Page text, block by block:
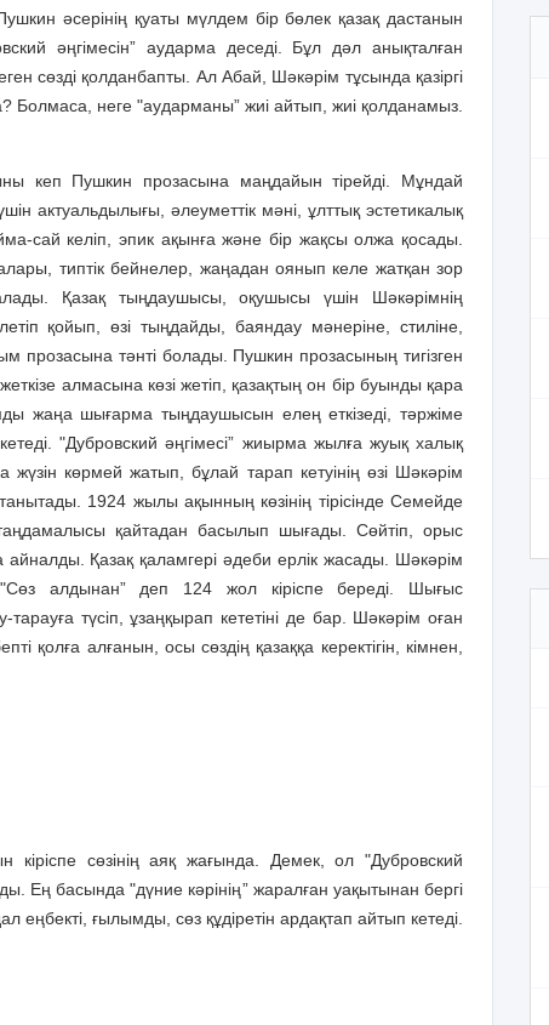
әсерінің қуаты мүлдем бір бөлек қазақ дастанын
әңгімесін” аударма деседі. Бұл дәл анықталған
сөзді қолданбапты. Ал Абай, Шәкәрім тұсында қазіргі
неге "аударманы” жиі айтып, жиі қолданамыз.
кеп Пушкин прозасына маңдайын тірейді. Мұндай
актуаль­дылығы, әлеуметтік мәні, ұлттық эстетикалық
сай келіп, эпик ақынға және бір жақсы олжа қосады.
типтік бейнелер, жаңадан оянып келе жатқан зор
Қазақ тыңдаушысы, оқушысы үшін Шәкәрімнің
қойып, өзі тыңдайды, баяндау мәнеріне, стиліне,
прозасына тәнті болады. Пушкин прозасының тигізген
алмасына көзі жетіп, қазақтың он бір буынды қара
жаңа шығарма тыңдаушысын елең еткізеді, тәржіме
"Дубровский әңгімесі” жиырма жылға жуық халық
жүзін көрмей жатып, бұлай тарап кетуінің өзі Шәкәрім
танытады. 1924 жылы ақынның көзінің тірісінде Семейде
қайтадан басылып шығады. Сөйтіп, орыс
Қазақ қаламгері әдеби ерлік жасады. Шәкәрім
"Сөз алдынан” деп 124 жол кіріспе береді. Шығыс
түсіп, ұзаңқырап кететіні де бар. Шәкәрім оған
қолға алғанын, осы сөздің қазаққа керектігін, кімнен,
кіріспе сөзінің аяқ жағында. Демек, ол "Дубровский
Ең басында "дүние кәрінің” жаралған уақытынан бергі
еңбекті, ғылымды, сөз құдіретін ардақтап айтып кетеді.